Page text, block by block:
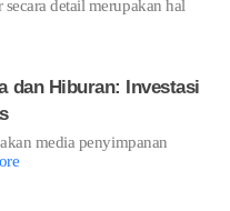
detail merupakan hal
dan Hiburan: Investasi
media penyimpanan